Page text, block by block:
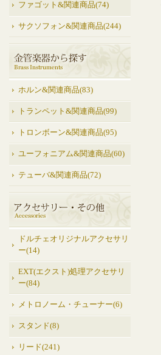
ファゴット&関連商品(74)
サクソフォン&関連商品(244)
ホルン&関連商品(83)
トランペット&関連商品(99)
トロンボーン&関連商品(95)
ユーフォニアム&関連商品(60)
テューバ&関連商品(72)
ドルチェオリジナルアクセサリ
ー(14)
EXT(エクスト)処理アクセサリ
ー(84)
メトロノーム・チューナー(6)
スタンド(8)
リード(241)